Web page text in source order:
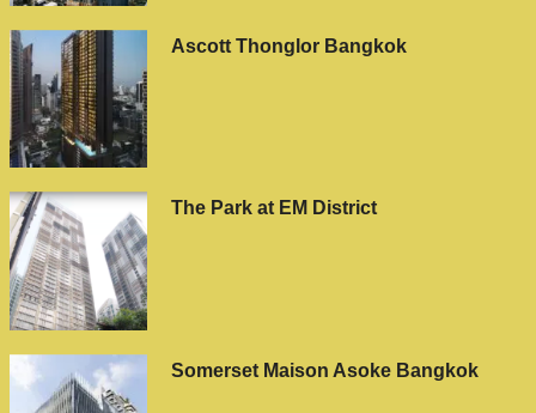
Ascott Thonglor Bangkok
The Park at EM District
Somerset Maison Asoke Bangkok